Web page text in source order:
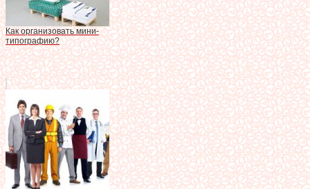
Как организовать мини-
типографию?